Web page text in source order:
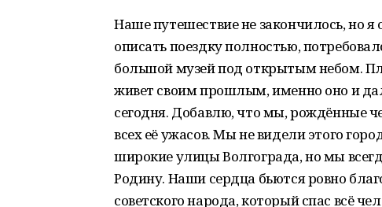
Наше путешествие не закончилось, но я
описать поездку полностью,
большой музей под открытым небом.
живет своим прошлым, именно оно и
сегодня. Добавлю, что мы, рождённые
всех её ужасов. Мы не видели этого
широкие улицы Волгограда, но мы
Родину. Наши сердца бьются ровно
советского народа, который спас всё